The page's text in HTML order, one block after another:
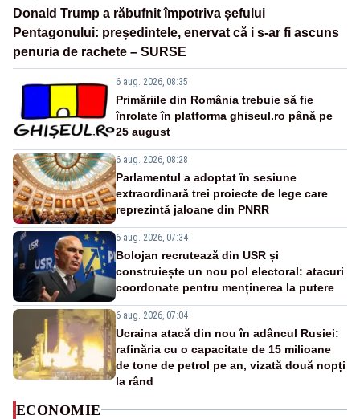
Donald Trump a răbufnit împotriva șefului
Pentagonului: președintele, enervat că i s-ar fi ascuns
penuria de rachete – SURSE
6 aug. 2026, 08:35
Primăriile din România trebuie să fie
înrolate în platforma ghiseul.ro până pe
25 august
6 aug. 2026, 08:28
Parlamentul a adoptat în sesiune
extraordinară trei proiecte de lege care
reprezintă jaloane din PNRR
6 aug. 2026, 07:34
Bolojan recrutează din USR și
construiește un nou pol electoral: atacuri
coordonate pentru menținerea la putere
6 aug. 2026, 07:04
Ucraina atacă din nou în adâncul Rusiei:
rafinăria cu o capacitate de 15 milioane
de tone de petrol pe an, vizată două nopți
la rând
ECONOMIE